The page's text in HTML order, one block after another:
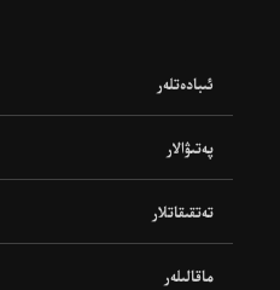
ئىبادەتلەر
پەتىۋالار
تەتقىقاتلار
ماقالىلەر